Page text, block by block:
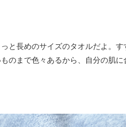
と長めのサイズのタオルだよ。
のまで色々あるから、自分の肌に